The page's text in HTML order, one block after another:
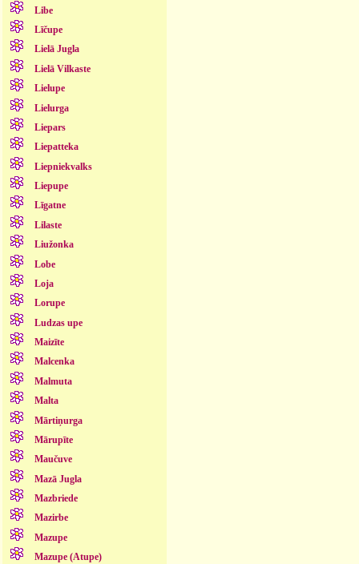
Libe
Līčupe
Lielā Jugla
Lielā Vilkaste
Lielupe
Lielurga
Liepars
Liepatteka
Liepniekvalks
Liepupe
Līgatne
Lilaste
Liužonka
Lobe
Loja
Lorupe
Ludzas upe
Maizīte
Malcenka
Malmuta
Malta
Mārtiņurga
Mārupīte
Maučuve
Mazā Jugla
Mazbriede
Mazirbe
Mazupe
Mazupe (Atupe)